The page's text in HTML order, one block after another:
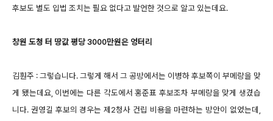
후보도 별도 입법 조치는 필요 없다고 발언한 것으로 알고 있는데요.
창원 도청 터 땅값 평당 3000만원은 엉터리
김훤주 : 그렇습니다. 그렇게 해서 그 공방에서는 이병하 후보쪽이 부메랑을 맞
게 됐는데요, 이번에는 다른 각도에서 홍준표 후보조차 부메랑을 맞게 생겼습
니다. 권영길 후보의 경우는 제2청사 건립 비용을 마련하는 방안이 없었는데,